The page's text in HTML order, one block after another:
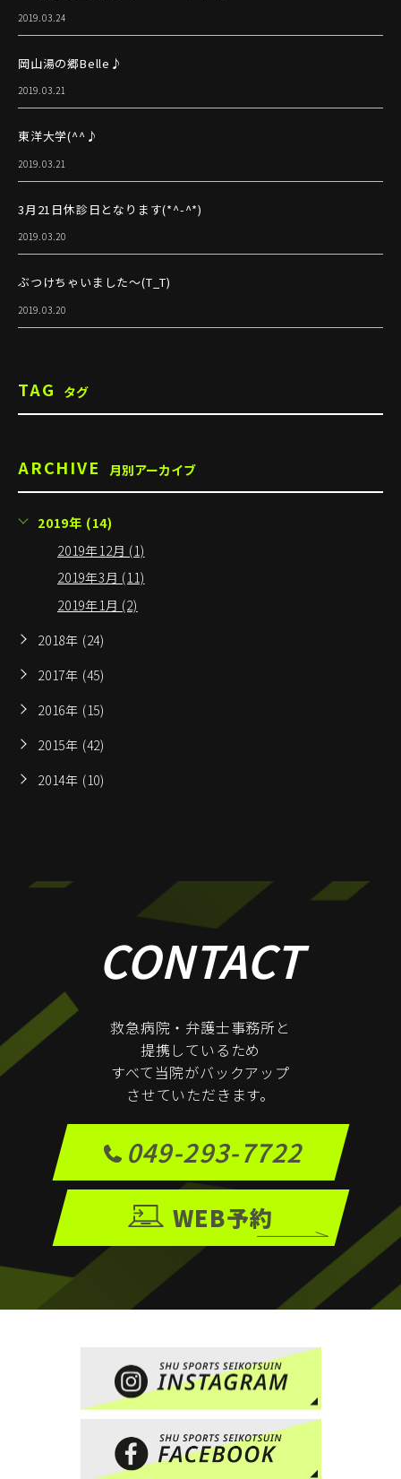
2019.03.24
岡山湯の郷Belle♪
2019.03.21
東洋大学(^^♪
2019.03.21
3月21日休診日となります(*^-^*)
2019.03.20
ぶつけちゃいました～(T_T)
2019.03.20
TAG タグ
ARCHIVE 月別アーカイブ
2019年 (14)
2019年12月 (1)
2019年3月 (11)
2019年1月 (2)
2018年 (24)
2017年 (45)
2016年 (15)
2015年 (42)
2014年 (10)
CONTACT
救急病院・弁護士事務所と
提携しているため
すべて当院がバックアップ
させていただきます。
049-293-7722
WEB予約